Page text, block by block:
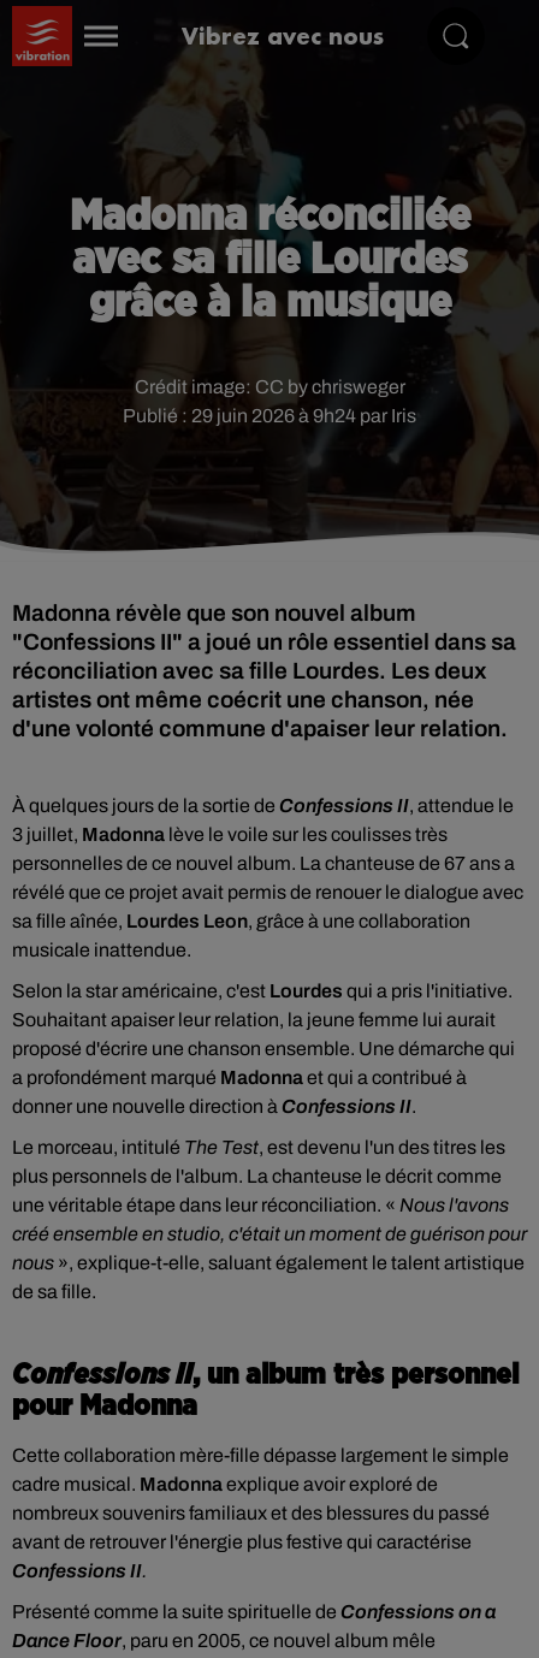
Vibrez avec nous
Madonna réconciliée
avec sa fille Lourdes
grâce à la musique
Publié : 29 juin 2026 à 9h24 par Iris
Crédit image: CC by chrisweger
Madonna révèle que son nouvel album
"Confessions II" a joué un rôle essentiel dans sa
réconciliation avec sa fille Lourdes. Les deux
artistes ont même coécrit une chanson, née
d'une volonté commune d'apaiser leur relation.
À quelques jours de la sortie de Confessions II, attendue le
3 juillet, Madonna lève le voile sur les coulisses très
personnelles de ce nouvel album. La chanteuse de 67 ans a
révélé que ce projet avait permis de renouer le dialogue avec
sa fille aînée, Lourdes Leon, grâce à une collaboration
musicale inattendue.
Selon la star américaine, c'est Lourdes qui a pris l'initiative.
Souhaitant apaiser leur relation, la jeune femme lui aurait
proposé d'écrire une chanson ensemble. Une démarche qui
a profondément marqué Madonnaet qui a contribué à
donner une nouvelle direction à Confessions II.
Le morceau, intitulé The Test, est devenu l'un des titres les
plus personnels de l'album. La chanteuse le décrit comme
une véritable étape dans leur réconciliation. « Nous l'avons
créé ensemble en studio, c'était un moment de guérison pour
nous », explique-t-elle, saluant également le talent artistique
de sa fille.
Confessions II, un album très personnel
pour Madonna
Cette collaboration mère-fille dépasse largement le simple
cadre musical. Madonnaexplique avoir exploré de
nombreux souvenirs familiaux et des blessures du passé
avant de retrouver l'énergie plus festive qui caractérise
Confessions II.
Présenté comme la suite spirituelle de Confessions on a
Dance Floor, paru en 2005, ce nouvel album mêle